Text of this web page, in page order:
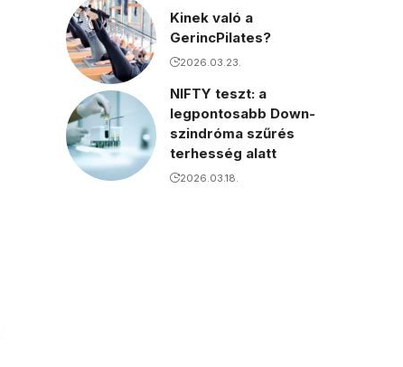
Kinek való a
GerincPilates?
2026.03.23.
NIFTY teszt: a
legpontosabb Down-
szindróma szűrés
terhesség alatt
2026.03.18.